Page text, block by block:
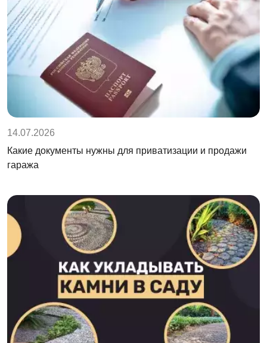
14.07.2026
Какие документы нужны для приватизации и продажи
гаража